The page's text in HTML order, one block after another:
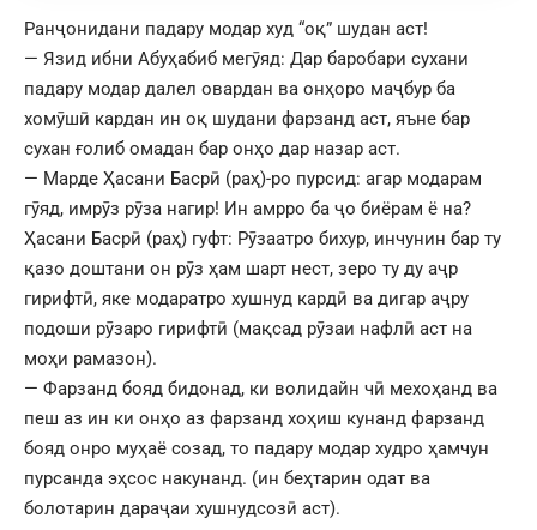
Ранҷонидани падару модар худ “оқ” шудан аст!
— Язид ибни Абуҳабиб мегӯяд: Дар баробари сухани
падару модар далел овардан ва онҳоро маҷбур ба
хомӯшӣ кардан ин оқ шудани фарзанд аст, яъне бар
сухан ғолиб омадан бар онҳо дар назар аст.
— Марде Ҳасани Басрӣ (раҳ)-ро пурсид: агар модарам
гӯяд, имрӯз рӯза нагир! Ин амрро ба ҷо биёрам ё на?
Ҳасани Басрӣ (раҳ) гуфт: Рӯзаатро бихур, инчунин бар ту
қазо доштани он рӯз ҳам шарт нест, зеро ту ду аҷр
гирифтӣ, яке модаратро хушнуд кардӣ ва дигар аҷру
подоши рӯзаро гирифтӣ (мақсад рӯзаи нафлӣ аст на
моҳи рамазон).
— Фарзанд бояд бидонад, ки волидайн чӣ мехоҳанд ва
пеш аз ин ки онҳо аз фарзанд хоҳиш кунанд фарзанд
бояд онро муҳаё созад, то падару модар худро ҳамчун
пурсанда эҳсос накунанд. (ин беҳтарин одат ва
болотарин дараҷаи хушнудсозӣ аст).